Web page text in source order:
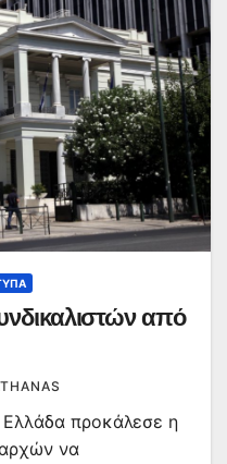
από
Ελλάδα προκάλεσε η
να